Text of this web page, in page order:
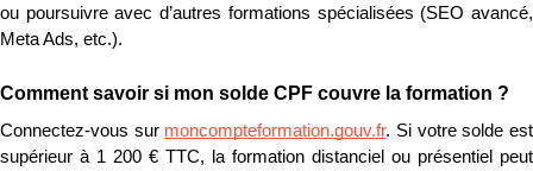
ou poursuivre avec d’autres formations spécialisées (SEO avancé,
Meta Ads, etc.).
Comment savoir si mon solde CPF couvre la formation ?
Connectez-vous sur moncompteformation.gouv.fr. Si votre solde est
supérieur à 1 200 € TTC, la formation distanciel ou présentiel peut